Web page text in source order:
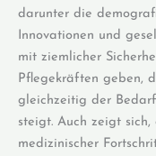
darunter die
Innovationen und
mit ziemlicher
Pflegekräften geben,
gleichzeitig der
steigt. Auch zeigt
medizinischer